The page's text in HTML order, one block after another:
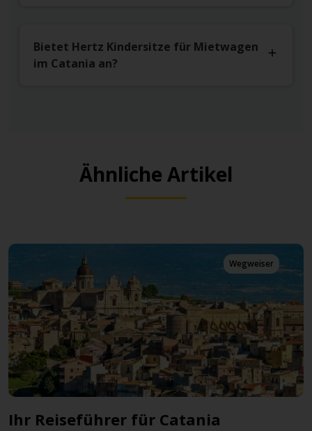
Bietet Hertz Kindersitze für Mietwagen
im Catania an?
Ähnliche Artikel
Wegweiser
Hafenstadt und Feuerberg: Catania